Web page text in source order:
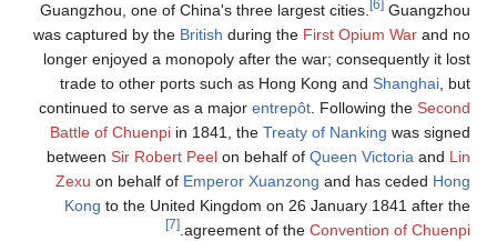
Guangzhou, one of China's three largest cities.
was captured by theBritishduring theFirst Opium War
longer enjoyed a monopoly after the war; consequently
trade to other ports such as Hong Kong andShanghai
continued to serve as a majorentrepôt. Following the
Battle of Chuenpi
in 1841, theTreaty of Nankingwas
betweenSir Robert Peelon behalf ofQueen Victoria
Zexuon behalf ofEmperor Xuanzongand has ceded
Kongto the United Kingdom on 26 January 1841
agreement of theConvention of
.